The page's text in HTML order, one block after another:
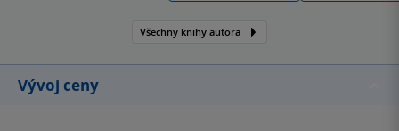
Přemyslovská epopej a
získala prestižní cenu
Český bestseller…
Všechny knihy autora
Vývoj ceny